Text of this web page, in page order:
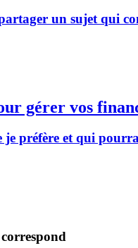
un sujet qui
gérer vos
préfère et qui